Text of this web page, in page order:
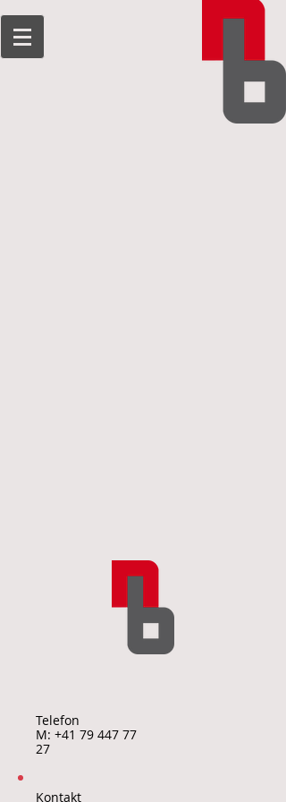
Telefon
M: +41 79 447 77
27
Kontakt